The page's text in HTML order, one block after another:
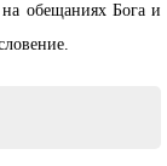
обещаниях Бога и